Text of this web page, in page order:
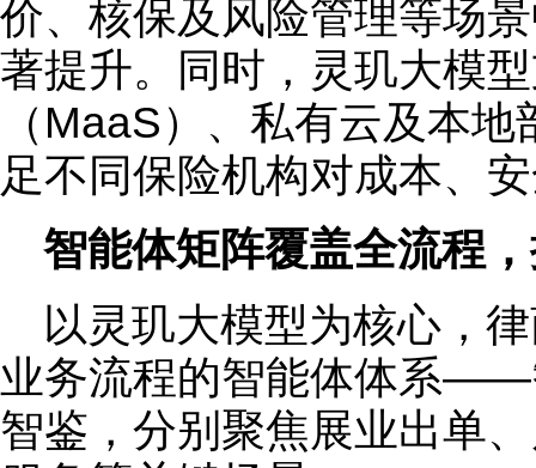
价、核保及风险管理等场
著提升。同时，灵玑大模
（MaaS）、私有云及本
足不同保险机构对成本、
智能体矩阵覆盖全流程
以灵玑大模型为核心，
业务流程的智能体体系——
智鉴，分别聚焦展业出单